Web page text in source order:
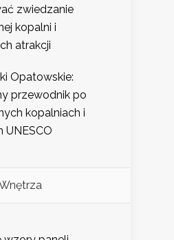
zwiedzanie
kopalni i
atrakcji
Opatowskie:
przewodnik po
kopalniach i
UNESCO